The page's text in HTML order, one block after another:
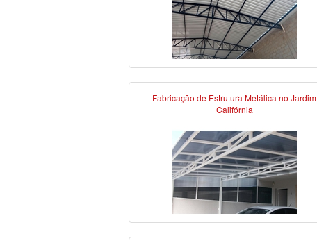
Fabricação de Estrutura Metálica no Jardim
Califórnia